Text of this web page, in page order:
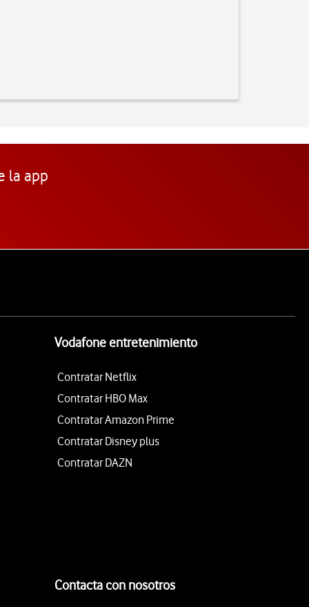
la app
Vodafone entretenimiento
Contratar Netflix
Contratar HBO Max
Contratar Amazon Prime
Contratar Disney plus
Contratar DAZN
Contacta con nosotros